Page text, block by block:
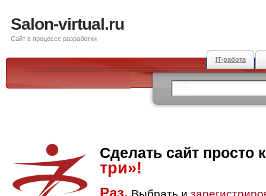
Salon-virtual.ru
Сайт в процессе разработки
IT-работа
Сделать сайт просто
три»!
Раз.